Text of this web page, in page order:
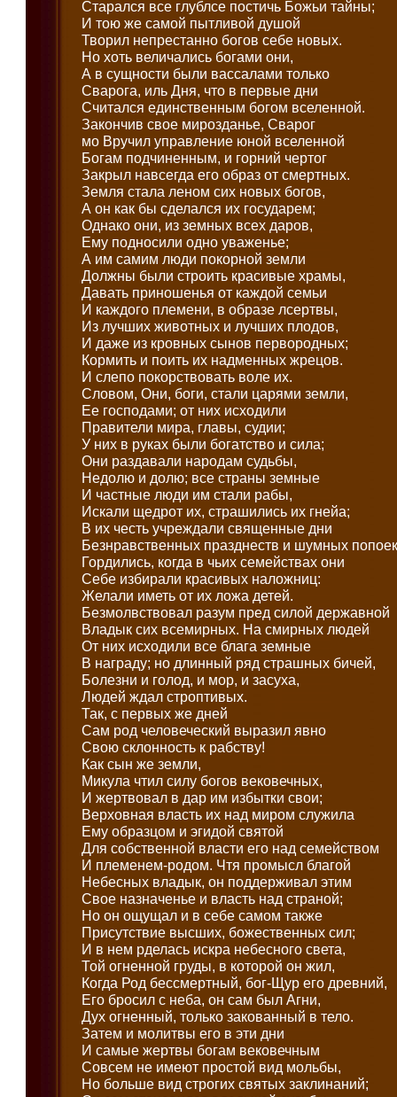
Старался все глублсе постичь Божьи тайны;
И тою же самой пытливой душой
Творил непрестанно богов себе новых.
Но хоть величались богами они,
А в сущности были вассалами только
Сварога, иль Дня, что в первые дни
Считался единственным богом вселенной.
Закончив свое мирозданье, Сварог
мо Вручил управление юной вселенной
Богам подчиненным, и горний чертог
Закрыл навсегда его образ от смертных.
Земля стала леном сих новых богов,
А он как бы сделался их государем;
Однако они, из земных всех даров,
Ему подносили одно уваженье;
А им самим люди покорной земли
Должны были строить красивые храмы,
Давать приношенья от каждой семьи
И каждого племени, в образе лсертвы,
Из лучших животных и лучших плодов,
И даже из кровных сынов первородных;
Кормить и поить их надменных жрецов.
И слепо покорствовать воле их.
Словом, Они, боги, стали царями земли,
Ее господами; от них исходили
Правители мира, главы, судии;
У них в руках были богатство и сила;
Они раздавали народам судьбы,
Недолю и долю; все страны земные
И частные люди им стали рабы,
Искали щедрот их, страшились их гнейа;
В их честь учреждали священные дни
Безнравственных празднеств и шумных
Гордились, когда в чьих семействах они
Себе избирали красивых наложниц:
Желали иметь от их ложа детей.
Безмолвствовал разум пред силой державной
Владык сих всемирных. На смирных людей
От них исходили все блага земные
В награду; но длинный ряд страшных бичей,
Болезни и голод, и мор, и засуха,
Людей ждал строптивых.
Так, с первых же дней
Сам род человеческий выразил явно
Свою склонность к рабству!
Как сын же земли,
Микула чтил силу богов вековечных,
И жертвовал в дар им избытки свои;
Верховная власть их над миром служила
Ему образцом и эгидой святой
Для собственной власти его над семейством
И племенем-родом. Чтя промысл благой
Небесных владык, он поддерживал этим
Свое назначенье и власть над страной;
Но он ощущал и в себе самом также
Присутствие высших, божественных сил;
И в нем рделась искра небесного света,
Той огненной груды, в которой он жил,
Когда Род бессмертный, бог-Щур его древний,
Его бросил с неба, он сам был Агни,
Дух огненный, только закованный в тело.
Затем и молитвы его в эти дни
И самые жертвы богам вековечным
Совсем не имеют простой вид мольбы,
Но больше вид строгих святых заклинаний;